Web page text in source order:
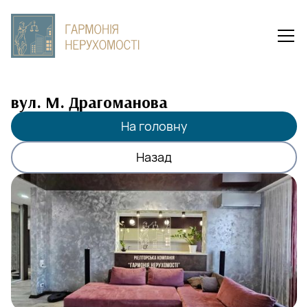
вул. М. Драгоманова
На головну
Назад